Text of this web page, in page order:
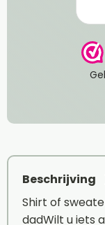
Beschrijving
Shirt of
dadWilt u iets